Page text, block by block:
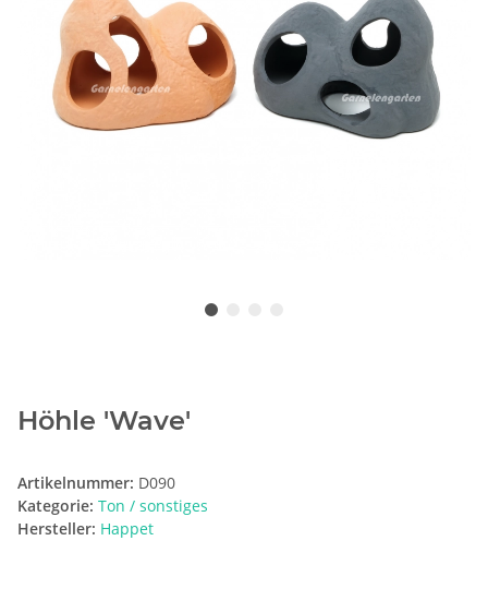
Höhle 'Wave'
Artikelnummer: D090
Kategorie: Ton / sonstiges
Hersteller: Happet